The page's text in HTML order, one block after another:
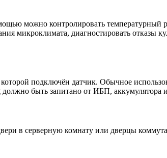
можно контролировать температурный
микроклимата, диагностировать отказы
подключён датчик. Обычное
быть запитано от ИБП, аккумулятора
в серверную комнату или дверцы